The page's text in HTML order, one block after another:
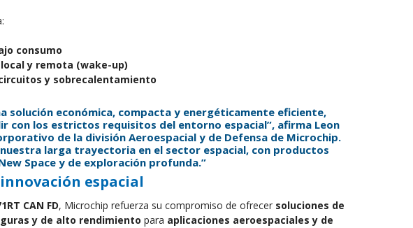
consumo
y remota (wake-up)
y sobrecalentamiento
solución económica, compacta y energéticamente eficiente,
con los estrictos requisitos del entorno espacial”, afirma Leon
de la división Aeroespacial y de Defensa de Microchip.
larga trayectoria en el sector espacial, con productos
Space y de exploración profunda.”
espacial
CAN FD, Microchip refuerza su compromiso de ofrecer soluciones de
y de alto rendimiento para aplicaciones aeroespaciales y de